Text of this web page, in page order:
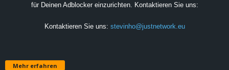
für Deinen Adblocker einzurichten. Kontaktieren Sie uns:
Kontaktieren Sie uns: stevinho@justnetwork.eu
Mehr erfahren